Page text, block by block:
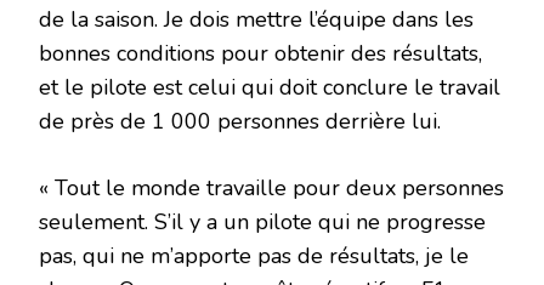
de la saison. Je dois mettre l’équipe dans les
bonnes conditions pour obtenir des résultats,
et le pilote est celui qui doit conclure le travail
de près de 1 000 personnes derrière lui.
« Tout le monde travaille pour deux personnes
seulement. S’il y a un pilote qui ne progresse
pas, qui ne m’apporte pas de résultats, je le